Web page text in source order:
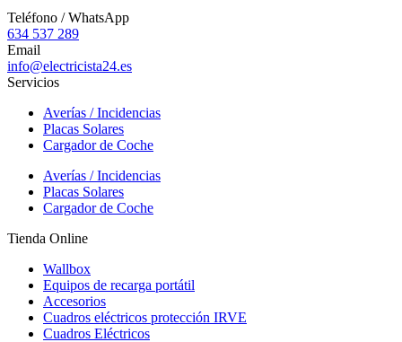
Teléfono / WhatsApp
634 537 289
Email
info@electricista24.es
Servicios
Averías / Incidencias
Placas Solares
Cargador de Coche
Averías / Incidencias
Placas Solares
Cargador de Coche
Tienda Online
Wallbox
Equipos de recarga portátil
Accesorios
Cuadros eléctricos protección IRVE
Cuadros Eléctricos